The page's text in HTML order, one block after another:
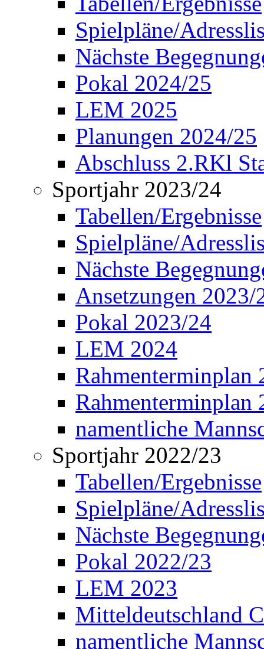
Spielpläne/
Nächste
Pokal 2024/25
LEM 2025
Planungen 2024/25
Abschluss 2.RKl
Sportjahr 2023/24
Tabellen/Ergebnisse
Spielpläne/
Nächste
Ansetzungen 2023/
Pokal 2023/24
LEM 2024
Rahmenterminplan
Rahmenterminplan
namentliche
Sportjahr 2022/23
Tabellen/Ergebnisse
Spielpläne/
Nächste
Pokal 2022/23
LEM 2023
Mitteldeutschland
namentliche